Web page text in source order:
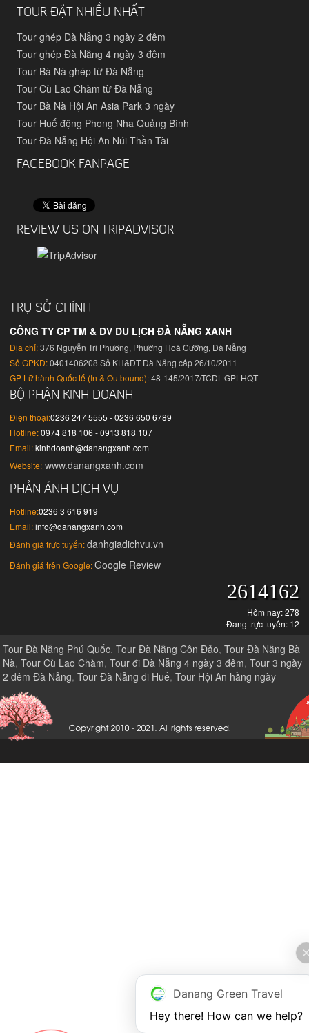
TOUR ĐẶT NHIỀU NHẤT
Tour ghép Đà Nẵng 3 ngày 2 đêm
Tour ghép Đà Nẵng 4 ngày 3 đêm
Tour Bà Nà ghép từ Đà Nẵng
Tour Cù Lao Chàm từ Đà Nẵng
Tour Bà Nà Hội An Asia Park 3 ngày
Tour Huế động Phong Nha Quảng Bình
Tour Đà Nẵng Hội An Núi Thần Tài
FACEBOOK FANPAGE
REVIEW US ON TRIPADVISOR
TRỤ SỞ CHÍNH
CÔNG TY CP TM & DV DU LỊCH ĐÀ NẴNG XANH
Địa chỉ:376 Nguyễn Tri Phương, Phường Hoà Cường, Đà Nẵng
Số GPKD:0401406208 Sở KH&ĐT Đà Nẵng cấp 26/10/2011
GP Lữ hành Quốc tế (In & Outbound):48-145/2017/TCDL-GPLHQT
BỘ PHẬN KINH DOANH
Điện thoại:0236 247 5555 - 0236 650 6789
Hotline: 0974 818 106 - 0913 818 107
Email: kinhdoanh@danangxanh.com
Website: www.danangxanh.com
PHẢN ÁNH DỊCH VỤ
Hotline:0236 3 616 919
Email: info@danangxanh.com
Đánh giá trực tuyến:danhgiadichvu.vn
Đánh giá trên Google: Google Review
2614162
Hôm nay: 278
Đang trực tuyến: 12
Tour Đà Nẵng Phú Quốc,Tour Đà Nẵng Côn Đảo,Tour Đà Nẵng Bà
Nà,Tour Cù Lao Chàm,Tour đi Đà Nẵng 4 ngày 3 đêm,Tour 3 ngày
2 đêm Đà Nẵng,Tour Đà Nẵng đi Huế,Tour Hội An hằng ngày
Danang Green Travel
Hey there! How can we help?